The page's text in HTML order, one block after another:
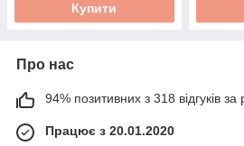
Купити
Про нас
94% позитивних з 318 відгуків за
Працює з 20.01.2020